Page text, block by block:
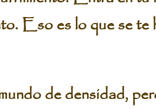
Eso es lo que se te
de densidad,